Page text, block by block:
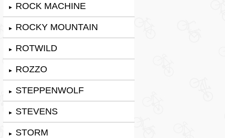
► ROCK MACHINE
► ROCKY MOUNTAIN
► ROTWILD
► ROZZO
► STEPPENWOLF
► STEVENS
► STORM